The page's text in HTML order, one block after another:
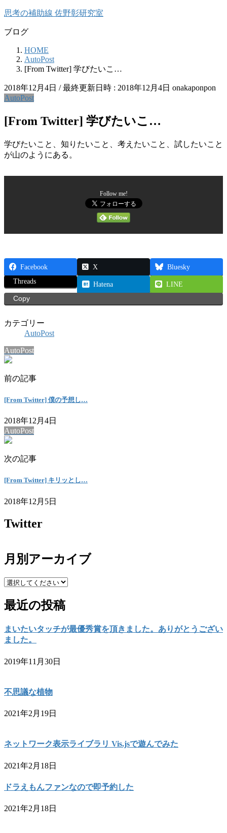
コ
テ
キ
ッ
ナ
ゲ
に
移
思考の補助線 佐野彰研究室
ブログ
HOME
AutoPost
[From Twitter] 学びたいこ…
2018年12月4日 / 最終更新日時 : 2018年12月4日 onakaponpon
AutoPost
[From Twitter] 学びたいこ…
学びたいこと、知りたいこと、考えたいこと、試したいこと
が山のようにある。
Follow me!
Facebook X
Bluesky
Threads
Hatena
LINE
Copy
カテゴリー
AutoPost
AutoPost
前の記事
[From Twitter] 僕の予想し…
2018年12月4日
AutoPost
次の記事
[From Twitter] キリッとし…
2018年12月5日
Twitter
月別アーカイブ
最近の投稿
まいたいタッチが最優秀賞を頂きました。ありがとうござい
ました。
2019年11月30日
不思議な植物
2021年2月19日
ネットワーク表示ライブラリ Vis.jsで遊んでみた
2021年2月18日
ドラえもんファンなので即予約した
2021年2月18日